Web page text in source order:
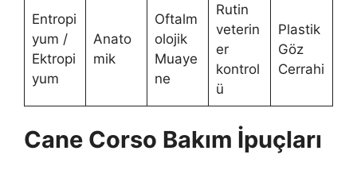
Entropi
yum /
Ektropi
yum
Anato
mik
Oftalm
olojik
Muaye
ne
Rutin
veterin
er
kontrol
ü
Plastik
Göz
Cerrahi
Cane Corso Bakım İpuçları